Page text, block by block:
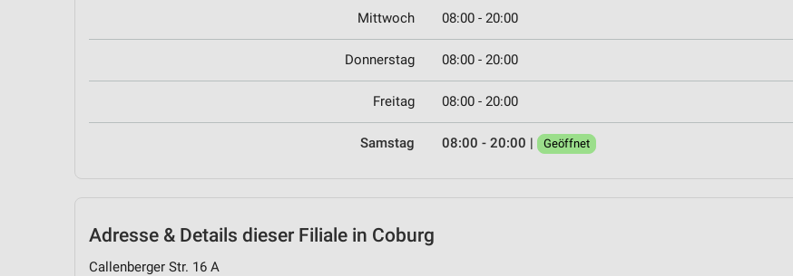
Mittwoch 08:00 - 20:00
Donnerstag 08:00 - 20:00
Freitag 08:00 - 20:00
Samstag 08:00 - 20:00 | Geöffnet
Adresse & Details dieser Filiale in Coburg
Callenberger Str. 16 A